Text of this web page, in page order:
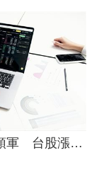
開盤／台積電漲20元領軍 台股漲近400點